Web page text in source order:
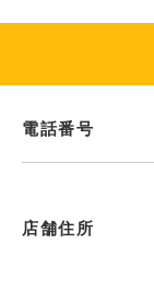
電話番号
店舗住所